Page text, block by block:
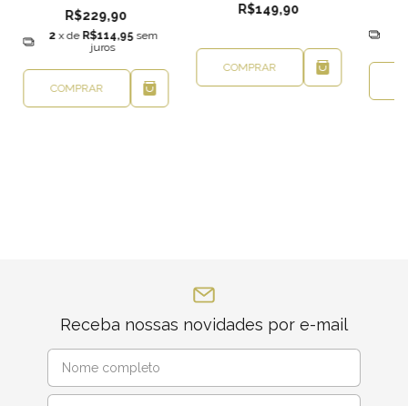
R$229,90
2 x de R$114,95 sem
juros
COMPRAR
R$149,90
COMPRAR
Receba nossas novidades por e-mail